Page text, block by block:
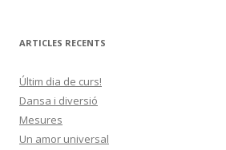
ARTICLES RECENTS
Últim dia de curs!
Dansa i diversió
Mesures
Un amor universal